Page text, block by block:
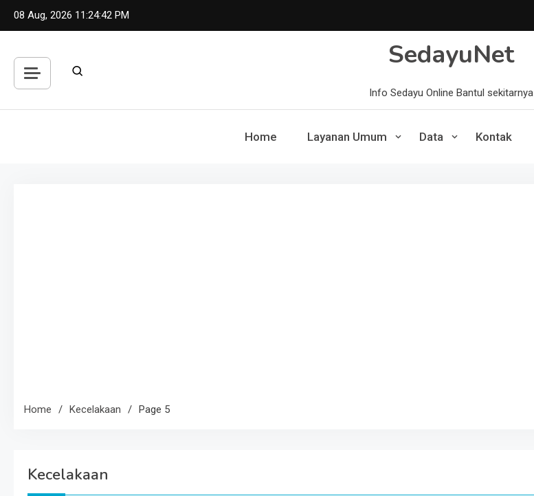
Skip
08 Aug, 2026 11:24:44 PM
SedayuNet
Info Sedayu Online Bantul sekitarnya
Home Layanan Umum Data Kontak
Home Kecelakaan Page 5
Kecelakaan